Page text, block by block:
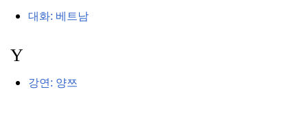
대화: 베트남
Y
강연: 양쯔